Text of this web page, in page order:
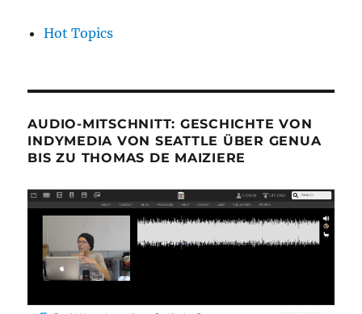
Hot Topics
AUDIO-MITSCHNITT: GESCHICHTE VON
INDYMEDIA VON SEATTLE ÜBER GENUA
BIS ZU THOMAS DE MAIZIERE